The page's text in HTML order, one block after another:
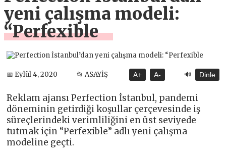
yeni çalışma modeli:
“Perfexible
📅 Eylül 4, 2020 📂 ASAYİŞ A+ A- 🔊 Dinle
Reklam ajansı Perfection İstanbul, pandemi
döneminin getirdiği koşullar çerçevesinde iş
süreçlerindeki verimliliğini en üst seviyede
tutmak için “Perfexible” adlı yeni çalışma
modeline geçti.